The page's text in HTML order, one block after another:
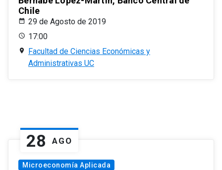
Chile
29 de Agosto de 2019
17:00
Facultad de Ciencias Económicas y
Administrativas UC
28 AGO
Microeconomía Aplicada